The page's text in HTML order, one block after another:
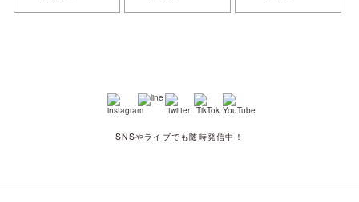
SNSやライブでも随時発信中！